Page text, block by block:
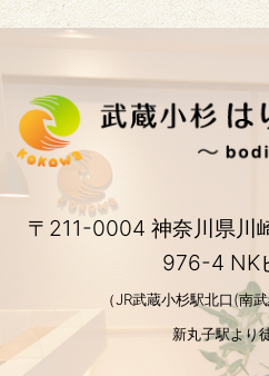
〒211-0004 神奈川県川
976-4 NK
（JR武蔵小杉駅北口(南
新丸子駅より